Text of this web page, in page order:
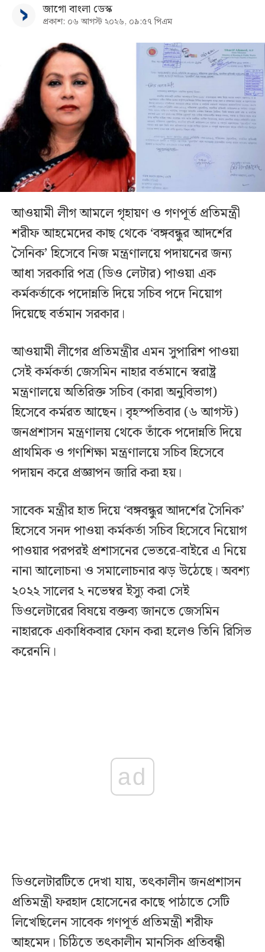
জাগো বাংলা ডেস্ক
প্রকাশ: ০৬ আগস্ট ২০২৬, ০৯:৫৭ পিএম
আওয়ামী লীগ আমলে গৃহায়ণ ও গণপূর্ত প্রতিমন্ত্রী
শরীফ আহমেদের কাছ থেকে ‘বঙ্গবন্ধুর আদর্শের
সৈনিক’ হিসেবে নিজ মন্ত্রণালয়ে পদায়নের জন্য
আধা সরকারি পত্র (ডিও লেটার) পাওয়া এক
কর্মকর্তাকে পদোন্নতি দিয়ে সচিব পদে নিয়োগ
দিয়েছে বর্তমান সরকার।
আওয়ামী লীগের প্রতিমন্ত্রীর এমন সুপারিশ পাওয়া
সেই কর্মকর্তা জেসমিন নাহার বর্তমানে স্বরাষ্ট্র
মন্ত্রণালয়ে অতিরিক্ত সচিব (কারা অনুবিভাগ)
হিসেবে কর্মরত আছেন। বৃহস্পতিবার (৬ আগস্ট)
জনপ্রশাসন মন্ত্রণালয় থেকে তাঁকে পদোন্নতি দিয়ে
প্রাথমিক ও গণশিক্ষা মন্ত্রণালয়ে সচিব হিসেবে
পদায়ন করে প্রজ্ঞাপন জারি করা হয়।
সাবেক মন্ত্রীর হাত দিয়ে ‘বঙ্গবন্ধুর আদর্শের সৈনিক’
হিসেবে সনদ পাওয়া কর্মকর্তা সচিব হিসেবে নিয়োগ
পাওয়ার পরপরই প্রশাসনের ভেতরে-বাইরে এ নিয়ে
নানা আলোচনা ও সমালোচনার ঝড় উঠেছে। অবশ্য
২০২২ সালের ২ নভেম্বর ইস্যু করা সেই
ডিওলেটারের বিষয়ে বক্তব্য জানতে জেসমিন
নাহারকে একাধিকবার ফোন করা হলেও তিনি রিসিভ
করেননি।
ad
ডিওলেটারটিতে দেখা যায়, তৎকালীন জনপ্রশাসন
প্রতিমন্ত্রী ফরহাদ হোসেনের কাছে পাঠাতে সেটি
লিখেছিলেন সাবেক গণপূর্ত প্রতিমন্ত্রী শরীফ
আহমেদ। চিঠিতে তৎকালীন মানসিক প্রতিবন্ধী